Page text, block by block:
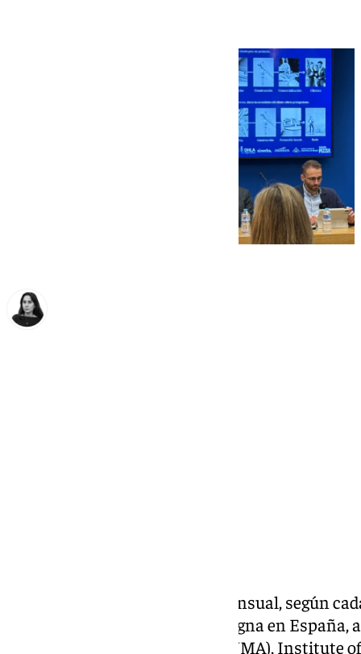
Con un 40% del salario neto mensual, según
digna en
por la Universidad de Málaga (UMA), Institute